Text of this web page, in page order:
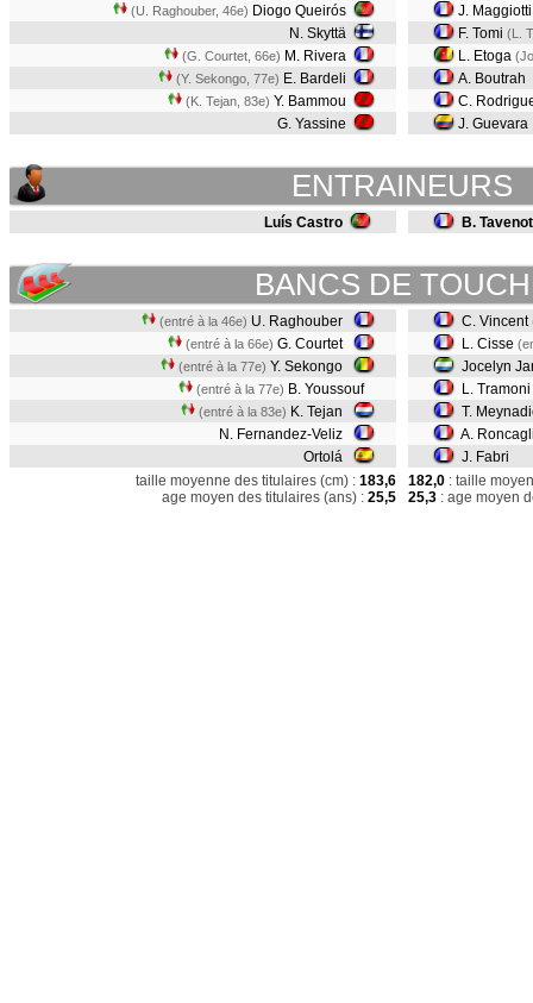
(U. Raghouber, 46e) Diogo Queirós
N. Skyttä
(G. Courtet, 66e) M. Rivera
(Y. Sekongo, 77e) E. Bardeli
(K. Tejan, 83e) Y. Bammou
G. Yassine
J.
F. Tomi (L.
L. Etoga
A. Boutrah
C.
J. Guevara
ENTRAINEURS
Luís Castro B. Tavenot
BANCS DE
(entré à la 46e) U. Raghouber
(entré à la 66e) G. Courtet
(entré à la 77e) Y. Sekongo
(entré à la 77e) B. Youssouf
(entré à la 83e) K. Tejan
N. Fernandez-Veliz
Ortolá
C. Vincent
L. Cisse
Jocelyn
L. Tramoni
T.
A.
J. Fabri
taille moyenne des titulaires (cm) : 183,6
age moyen des titulaires (ans) : 25,5
182,0 : taille
25,3 : age moyen